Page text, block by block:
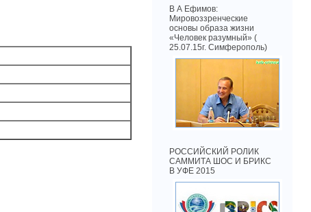
В А Ефимов:
Мировоззренческие
основы образа жизни
«Человек разумный» (
25.07.15г. Симферополь)
РОССИЙСКИЙ РОЛИК
САММИТА ШОС И БРИКС
В УФЕ 2015